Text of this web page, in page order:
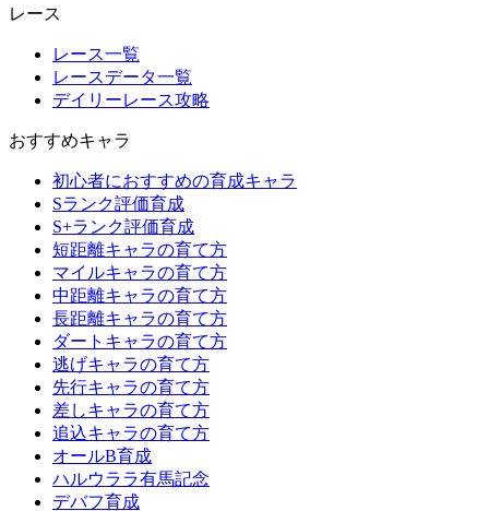
レース
レース一覧
レースデータ一覧
デイリーレース攻略
おすすめキャラ
初心者におすすめの育成キャラ
Sランク評価育成
S+ランク評価育成
短距離キャラの育て方
マイルキャラの育て方
中距離キャラの育て方
長距離キャラの育て方
ダートキャラの育て方
逃げキャラの育て方
先行キャラの育て方
差しキャラの育て方
追込キャラの育て方
オールB育成
ハルウララ有馬記念
デバフ育成